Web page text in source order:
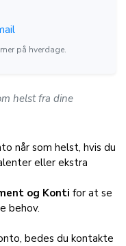
på hverdage.
helst fra dine
når som helst, hvis du
eller ekstra
og Konti for at se
behov.
bedes du kontakte